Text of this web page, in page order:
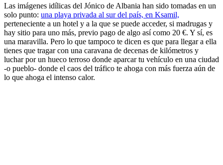
Las imágenes idílicas del Jónico de Albania han sido tomadas en un
solo punto: una playa privada al sur del país, en Ksamil,
perteneciente a un hotel y a la que se puede acceder, si madrugas y
hay sitio para uno más, previo pago de algo así como 20 €. Y sí, es
una maravilla. Pero lo que tampoco te dicen es que para llegar a ella
tienes que tragar con una caravana de decenas de kilómetros y
luchar por un hueco terroso donde aparcar tu vehículo en una ciudad
-o pueblo- donde el caos del tráfico te ahoga con más fuerza aún de
lo que ahoga el intenso calor.